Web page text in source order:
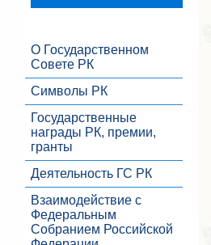
О Государственном
Совете РК
Символы РК
Государственные
награды РК, премии,
гранты
Деятельность ГС РК
Взаимодействие с
Федеральным
Собранием Российской